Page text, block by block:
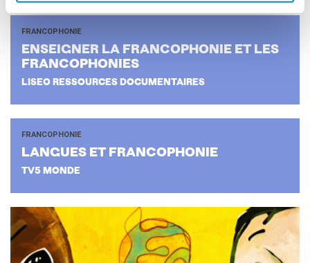
FRANCOPHONIE
EN­SEI­GNER LA FRAN­CO­PHO­NIE ET LES
FRAN­CO­PHO­NIES
LISEO RESSOURCES DOCUMENTAIRES
FRANCOPHONIE
LANGUES ET FRAN­CO­PHO­NIE
TV5 MONDE